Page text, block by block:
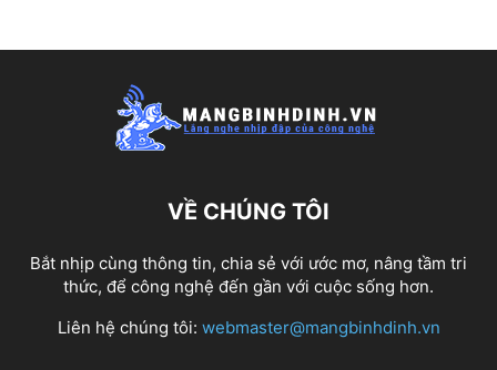
VỀ CHÚNG TÔI
Bắt nhịp cùng thông tin, chia sẻ với ước mơ, nâng tầm tri
thức, để công nghệ đến gần với cuộc sống hơn.
Liên hệ chúng tôi: webmaster@mangbinhdinh.vn